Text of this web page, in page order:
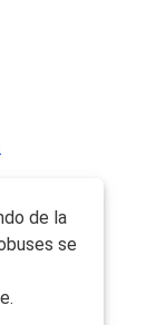
de la
se